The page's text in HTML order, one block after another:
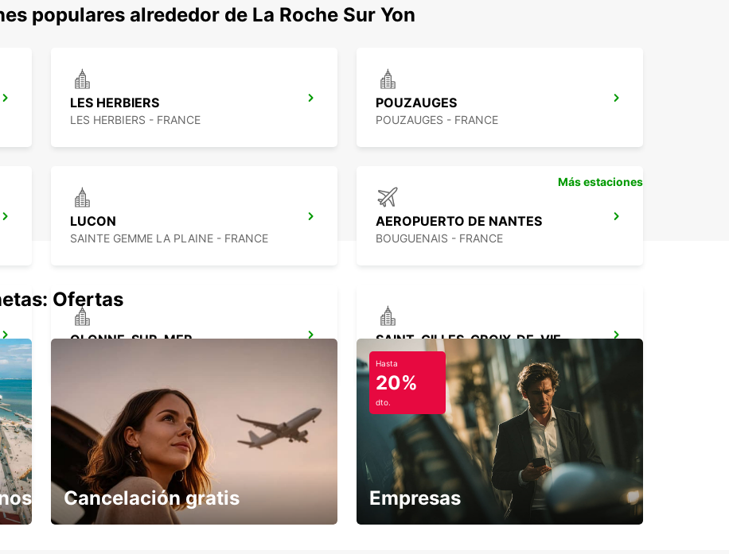
populares alrededor de La Roche Sur Yon
LES HERBIERS
LES HERBIERS - FRANCE
POUZAUGES
POUZAUGES - FRANCE
LUCON
SAINTE GEMME LA PLAINE - FRANCE
AEROPUERTO DE NANTES
BOUGUENAIS - FRANCE
OLONNE-SUR-MER SAINT-GILLES-CROIX-DE-VIE
SAINT GILLES CROIX DE VIE - FRANCE
Más estaciones
Ofertas
Cancelación gratis
Hasta
20%
dto.
Empresas